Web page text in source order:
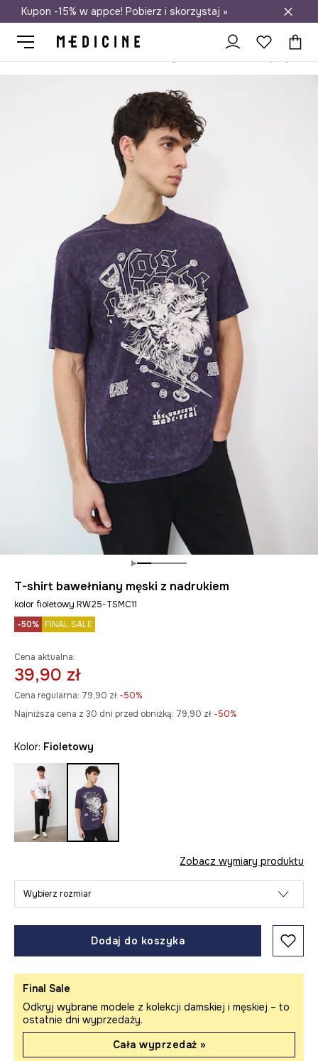
Darmowa dostawa do salonów
Kupon -15% w appce! Pobierz i skorzystaj »
T-shirt bawełniany męski z nadrukiem
kolor fioletowy RW25-TSMC11
-50% FINAL SALE
Cena aktualna:
39,90 zł
Cena regularna: 79,90 zł -50%
Najniższa cena z 30 dni przed obniżką: 79,90 zł -50%
Kolor: fioletowy
Zobacz wymiary produktu
Wybierz rozmiar
Dodaj do koszyka
Final Sale
Odkryj wybrane modele z kolekcji damskiej i męskiej – to
ostatnie dni wyprzedaży.
Cała wyprzedaż »